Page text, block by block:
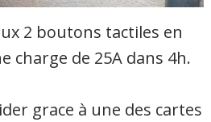
2 boutons tactiles en
charge de 25A dans 4h.
grace à une des cartes